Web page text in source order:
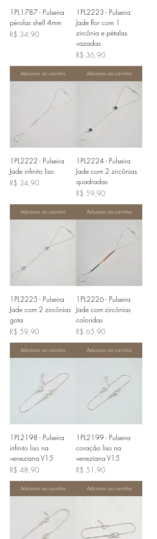
1PL1787 - Pulseira
pérolas shell 4mm
Preço
R$ 34,90
Adicionar ao carrinho
1PL2223 - Pulseira
Jade flor com 1
zircônia e pétalas
vazadas
Preço
R$ 36,90
Adicionar ao carrinho
1PL2222 - Pulseira
Jade infinito liso
Preço
R$ 34,90
Adicionar ao carrinho
1PL2224 - Pulseira
Jade com 2 zircônias
quadradas
Preço
R$ 59,90
Adicionar ao carrinho
1PL2225 - Pulseira
Jade com 2 zircônias
gota
Preço
R$ 59,90
Adicionar ao carrinho
1PL2226 - Pulseira
Jade com zircônias
coloridas
Preço
R$ 65,90
Adicionar ao carrinho
1PL2198 - Pulseira
infinito liso na
veneziana V15
Preço
R$ 48,90
Adicionar ao carrinho
1PL2199 - Pulseira
coração liso na
veneziana V15
Preço
R$ 51,90
Adicionar ao carrinho